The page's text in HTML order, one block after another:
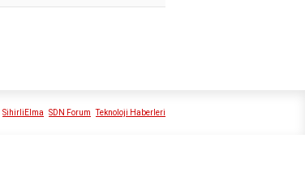
SihirliElma SDN Forum Teknoloji Haberleri